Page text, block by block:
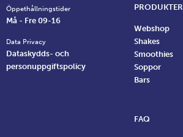
Öppethållningstider
Må - Fre 09-16
Data Privacy
Dataskydds- och
personuppgiftspolicy
PRODUKTER
Webshop
Shakes
Smoothies
Soppor
Bars
FAQ